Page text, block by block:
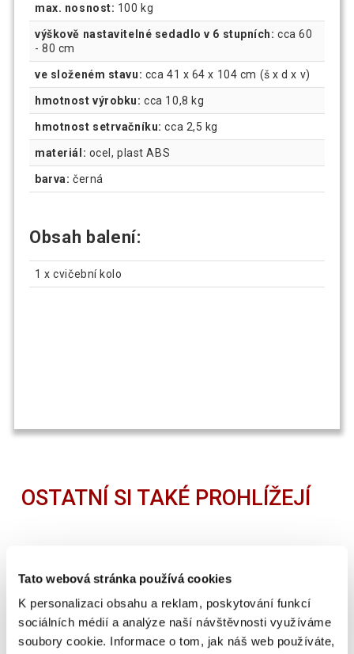
Tato webová stránka používá cookies
K personalizaci obsahu a reklam, poskytování funkcí
sociálních médií a analýze naší návštěvnosti využíváme
soubory cookie. Informace o tom, jak náš web používáte,
max. nosnost: 100 kg
výškově nastavitelné sedadlo v 6 stupních: cca 60
- 80 cm
ve složeném stavu: cca 41 x 64 x 104 cm (š x d x v)
hmotnost výrobku: cca 10,8 kg
hmotnost setrvačníku: cca 2,5 kg
materiál: ocel, plast ABS
barva: černá
Obsah balení:
1 x cvičební kolo
OSTATNÍ SI TAKÉ PROHLÍŽEJÍ